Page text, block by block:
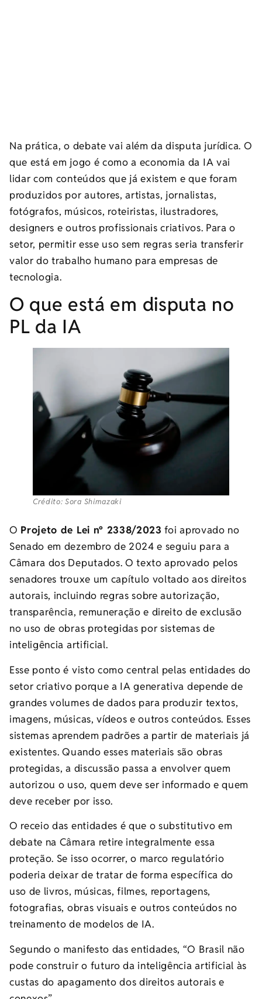
Na prática, o debate vai além da disputa jurídica. O
que está em jogo é como a economia da IA vai
lidar com conteúdos que já existem e que foram
produzidos por autores, artistas, jornalistas,
fotógrafos, músicos, roteiristas, ilustradores,
designers e outros profissionais criativos. Para o
setor, permitir esse uso sem regras seria transferir
valor do trabalho humano para empresas de
tecnologia.
O que está em disputa no
PL da IA
Crédito: Sora Shimazaki
O Projeto de Lei nº 2338/2023 foi aprovado no
Senado em dezembro de 2024 e seguiu para a
Câmara dos Deputados. O texto aprovado pelos
senadores trouxe um capítulo voltado aos direitos
autorais, incluindo regras sobre autorização,
transparência, remuneração e direito de exclusão
no uso de obras protegidas por sistemas de
inteligência artificial.
Esse ponto é visto como central pelas entidades do
setor criativo porque a IA generativa depende de
grandes volumes de dados para produzir textos,
imagens, músicas, vídeos e outros conteúdos. Esses
sistemas aprendem padrões a partir de materiais já
existentes. Quando esses materiais são obras
protegidas, a discussão passa a envolver quem
autorizou o uso, quem deve ser informado e quem
deve receber por isso.
O receio das entidades é que o substitutivo em
debate na Câmara retire integralmente essa
proteção. Se isso ocorrer, o marco regulatório
poderia deixar de tratar de forma específica do
uso de livros, músicas, filmes, reportagens,
fotografias, obras visuais e outros conteúdos no
treinamento de modelos de IA.
Segundo o manifesto das entidades, “O Brasil não
pode construir o futuro da inteligência artificial às
custas do apagamento dos direitos autorais e